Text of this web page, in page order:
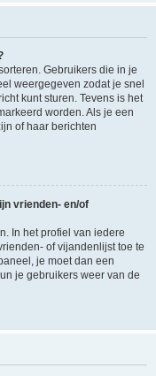
Gebruikers die in je
weergegeven zodat je snel
kunt sturen. Tevens is het
worden. Als je een
of haar berichten
vrienden- en/of
In het profiel van iedere
of vijandenlijst toe te
je moet dan een
je gebruikers weer van de